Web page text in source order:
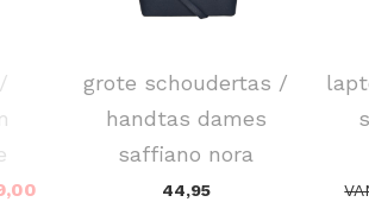
grote schoudertas /
handtas dames
saffiano nora
44,95